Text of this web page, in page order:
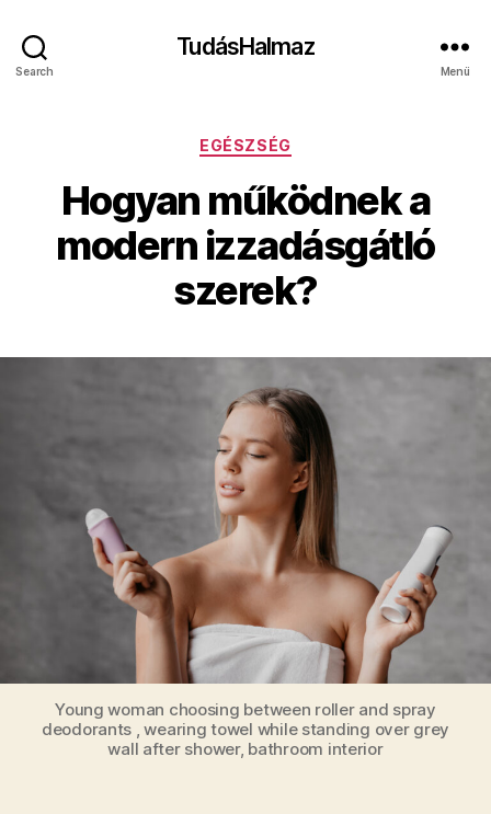
Search
TudásHalmaz
Menü
Kategóriák
EGÉSZSÉG
Hogyan működnek a
modern izzadásgátló
szerek?
Young woman choosing between roller and spray
deodorants , wearing towel while standing over grey
wall after shower, bathroom interior